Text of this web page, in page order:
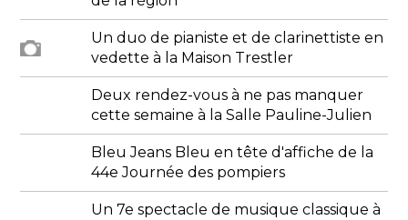
Un duo de pianiste et de clarinettiste en
vedette à la Maison Trestler
Deux rendez-vous à ne pas manquer
cette semaine à la Salle Pauline-Julien
Bleu Jeans Bleu en tête d'affiche de la
44e Journée des pompiers
Un 7e spectacle de musique classique à